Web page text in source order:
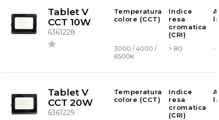
Tablet V
CCT 10W
6361228
Temperatura
colore (CCT)
Indice
resa
cromatica
(CRI)
3000 / 4000 /
6500K
> 80 -
Tablet V
CCT 20W
6361229
Temperatura
colore (CCT)
Indice
resa
cromatica
(CRI)